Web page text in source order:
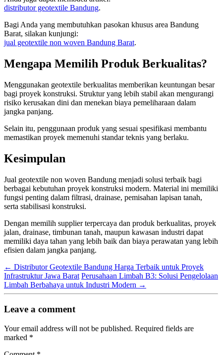
distributor geotextile Bandung.
Bagi Anda yang membutuhkan pasokan khusus area Bandung
Barat, silakan kunjungi:
jual geotextile non woven Bandung Barat.
Mengapa Memilih Produk Berkualitas?
Menggunakan geotextile berkualitas memberikan keuntungan besar
bagi proyek konstruksi. Struktur yang lebih stabil akan mengurangi
risiko kerusakan dini dan menekan biaya pemeliharaan dalam
jangka panjang.
Selain itu, penggunaan produk yang sesuai spesifikasi membantu
memastikan proyek memenuhi standar teknis yang berlaku.
Kesimpulan
Jual geotextile non woven Bandung menjadi solusi terbaik bagi
berbagai kebutuhan proyek konstruksi modern. Material ini memiliki
fungsi penting dalam filtrasi, drainase, pemisahan lapisan tanah,
serta stabilisasi konstruksi.
Dengan memilih supplier terpercaya dan produk berkualitas, proyek
jalan, drainase, timbunan tanah, maupun kawasan industri dapat
memiliki daya tahan yang lebih baik dan biaya perawatan yang lebih
efisien dalam jangka panjang.
← Distributor Geotextile Bandung Harga Terbaik untuk Proyek
Infrastruktur Jawa Barat Perusahaan Limbah B3: Solusi Pengelolaan
Limbah Berbahaya untuk Industri Modern →
Leave a comment
Your email address will not be published. Required fields are
marked *